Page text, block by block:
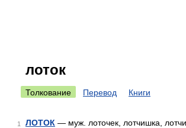
лоток
Толкование Перевод Книги
1 ЛОТОК — муж. лоточек, лотчишка,